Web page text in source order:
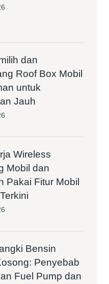
dan
Roof Box Mobil
untuk
Jauh
Wireless
Mobil dan
Pakai Fitur Mobil
Bensin
Penyebab
Fuel Pump dan